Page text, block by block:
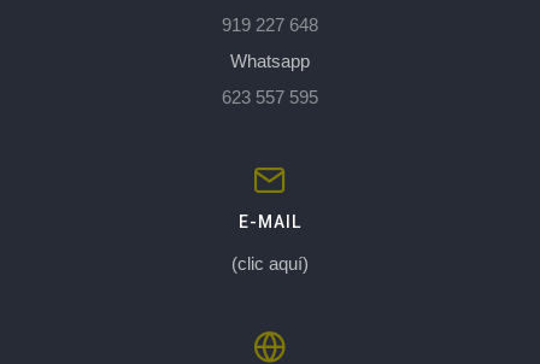
919 227 648
Whatsapp
623 557 595
E-MAIL
(clic aquí)